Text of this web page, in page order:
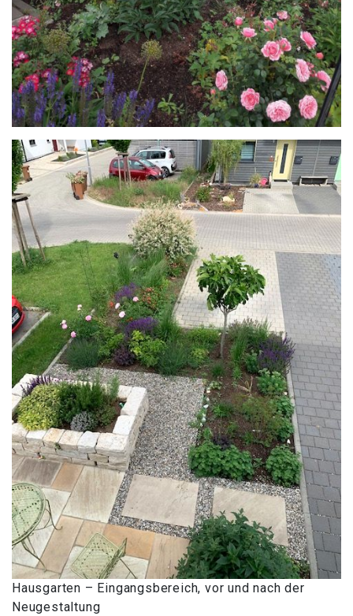
Hausgarten – Eingangsbereich, vor und nach der
Neugestaltung